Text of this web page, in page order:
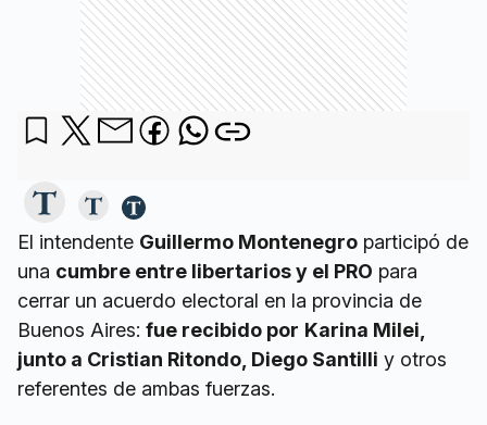
El intendente Guillermo Montenegro participó de
una cumbre entre libertarios y el PRO para
cerrar un acuerdo electoral en la provincia de
Buenos Aires: fue recibido por Karina Milei,
junto a Cristian Ritondo, Diego Santilli y otros
referentes de ambas fuerzas.